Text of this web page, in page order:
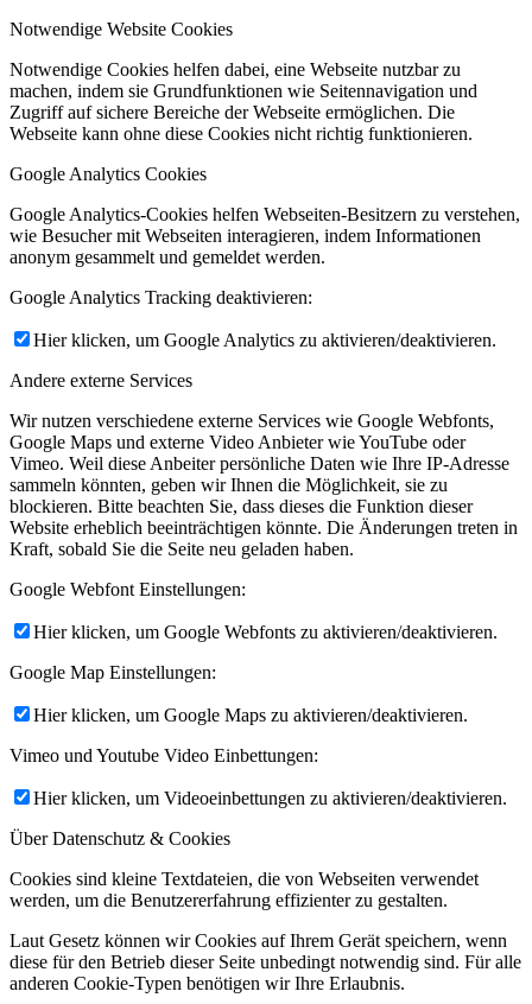
Notwendige Website Cookies
Notwendige Cookies helfen dabei, eine Webseite nutzbar zu
machen, indem sie Grundfunktionen wie Seitennavigation und
Zugriff auf sichere Bereiche der Webseite ermöglichen. Die
Webseite kann ohne diese Cookies nicht richtig funktionieren.
Google Analytics Cookies
Google Analytics-Cookies helfen Webseiten-Besitzern zu verstehen,
wie Besucher mit Webseiten interagieren, indem Informationen
anonym gesammelt und gemeldet werden.
Google Analytics Tracking deaktivieren:
Hier klicken, um Google Analytics zu aktivieren/deaktivieren.
Andere externe Services
Wir nutzen verschiedene externe Services wie Google Webfonts,
Google Maps und externe Video Anbieter wie YouTube oder
Vimeo. Weil diese Anbeiter persönliche Daten wie Ihre IP-Adresse
sammeln könnten, geben wir Ihnen die Möglichkeit, sie zu
blockieren. Bitte beachten Sie, dass dieses die Funktion dieser
Website erheblich beeinträchtigen könnte. Die Änderungen treten in
Kraft, sobald Sie die Seite neu geladen haben.
Google Webfont Einstellungen:
Hier klicken, um Google Webfonts zu aktivieren/deaktivieren.
Google Map Einstellungen:
Hier klicken, um Google Maps zu aktivieren/deaktivieren.
Vimeo und Youtube Video Einbettungen:
Hier klicken, um Videoeinbettungen zu aktivieren/deaktivieren.
Über Datenschutz & Cookies
Cookies sind kleine Textdateien, die von Webseiten verwendet
werden, um die Benutzererfahrung effizienter zu gestalten.
Laut Gesetz können wir Cookies auf Ihrem Gerät speichern, wenn
diese für den Betrieb dieser Seite unbedingt notwendig sind. Für alle
anderen Cookie-Typen benötigen wir Ihre Erlaubnis.